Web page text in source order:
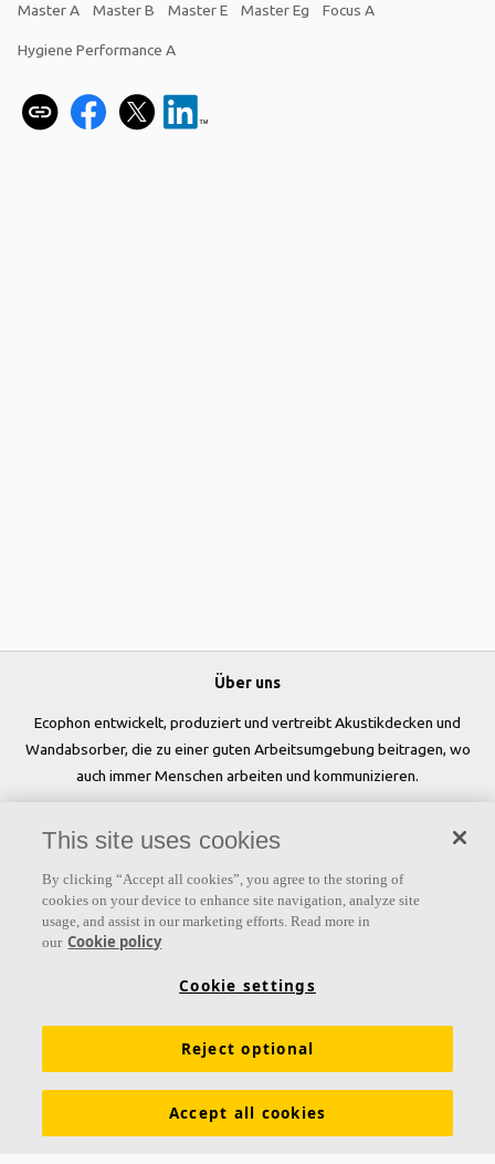
Master A Master B Master E Master Eg Focus A
Hygiene Performance A
Über uns
Ecophon entwickelt, produziert und vertreibt Akustikdecken und
Wandabsorber, die zu einer guten Arbeitsumgebung beitragen, wo
auch immer Menschen arbeiten und kommunizieren.
Links
Funktionale Anforderungen Download Broschüren
Allgemeine Geschäftsbedingungen Impressum
This site uses cookies
By clicking “Accept all cookies”, you agree to the storing of
cookies on your device to enhance site navigation, analyze site
usage, and assist in our marketing efforts. Read more in
our Cookie policy
Cookie settings
Reject optional
Accept all cookies